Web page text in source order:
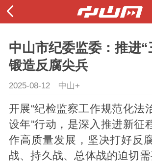
中山市纪委监委：推进
锻造反腐尖兵
2025-08-12 中山+
开展“纪检监察工作规范化法
设年”行动，是深入推进新征
作高质量发展，坚决打好反
战、持久战、总体战的迫切需